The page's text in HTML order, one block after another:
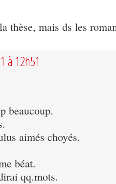
thèse, mais ds les
à 12h51
beaucoup.
aimés choyés.
béat.
qq.mots.